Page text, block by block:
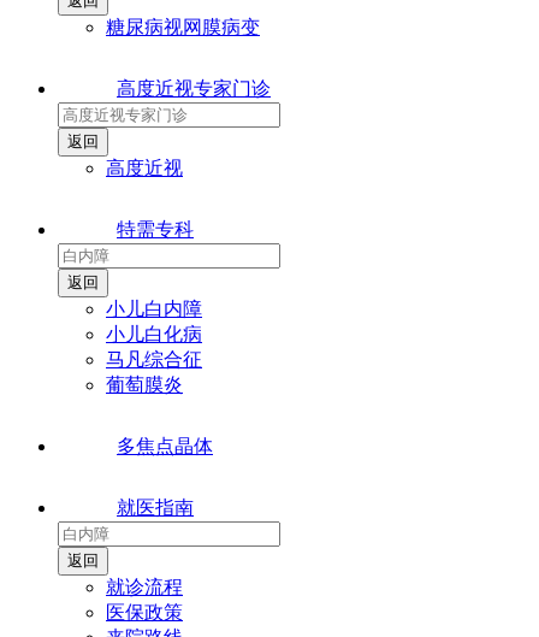
糖尿病视网膜病变
高度近视专家门诊
高度近视
特需专科
小儿白内障
小儿白化病
马凡综合征
葡萄膜炎
多焦点晶体
就医指南
就诊流程
医保政策